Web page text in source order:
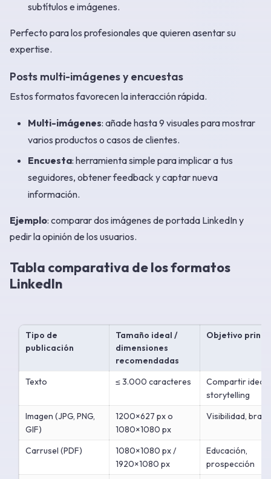
subtítulos e imágenes.
Perfecto para los profesionales que quieren asentar su
expertise.
Posts multi-imágenes y encuestas
Estos formatos favorecen la interacción rápida.
Multi-imágenes: añade hasta 9 visuales para mostrar
varios productos o casos de clientes.
Encuesta: herramienta simple para implicar a tus
seguidores, obtener feedback y captar nueva
información.
Ejemplo: comparar dos imágenes de portada LinkedIn y
pedir la opinión de los usuarios.
Tabla comparativa de los formatos
LinkedIn
Tipo de
publicación
Tamaño ideal /
dimensiones
recomendadas
Objetivo
Texto ≤ 3.000 caracteres
Compartir idea,
storytelling
Imagen (JPG, PNG,
GIF)
1200×627 px o
1080×1080 px
Visibilidad,
Carrusel (PDF)
1080×1080 px /
1920×1080 px
Educación,
prospección